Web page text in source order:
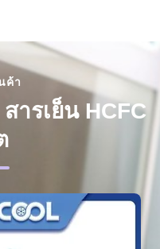
ค้า
ารเย็น HCFC